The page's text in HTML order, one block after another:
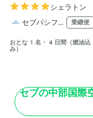
シェラト
セブパシフィック航空
乗継便
おとな1名・4日間（燃油込
み）
セブの中部国際